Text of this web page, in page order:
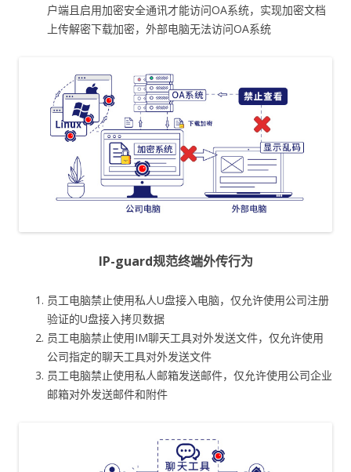
户端且启用加密安全通讯才能访问OA系统，实现加密文档
上传解密下载加密，外部电脑无法访问OA系统
IP-guard规范终端外传行为
员工电脑禁止使用私人U盘接入电脑，仅允许使用公司注册
验证的U盘接入拷贝数据
员工电脑禁止使用IM聊天工具对外发送文件，仅允许使用
公司指定的聊天工具对外发送文件
员工电脑禁止使用私人邮箱发送邮件，仅允许使用公司企业
邮箱对外发送邮件和附件